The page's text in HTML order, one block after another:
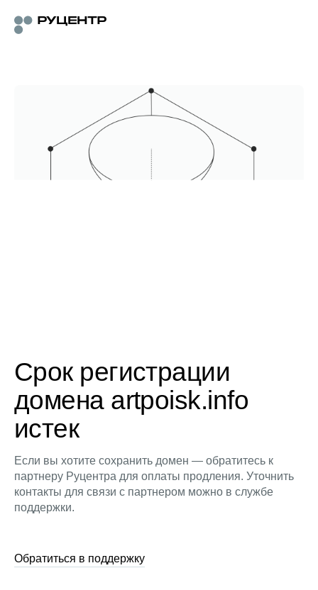
Срок регистрации
домена artpoisk.info
истек
Если вы хотите сохранить домен — обратитесь к
партнеру Руцентра для оплаты продления. Уточнить
контакты для связи с партнером можно в службе
поддержки.
Обратиться в поддержку